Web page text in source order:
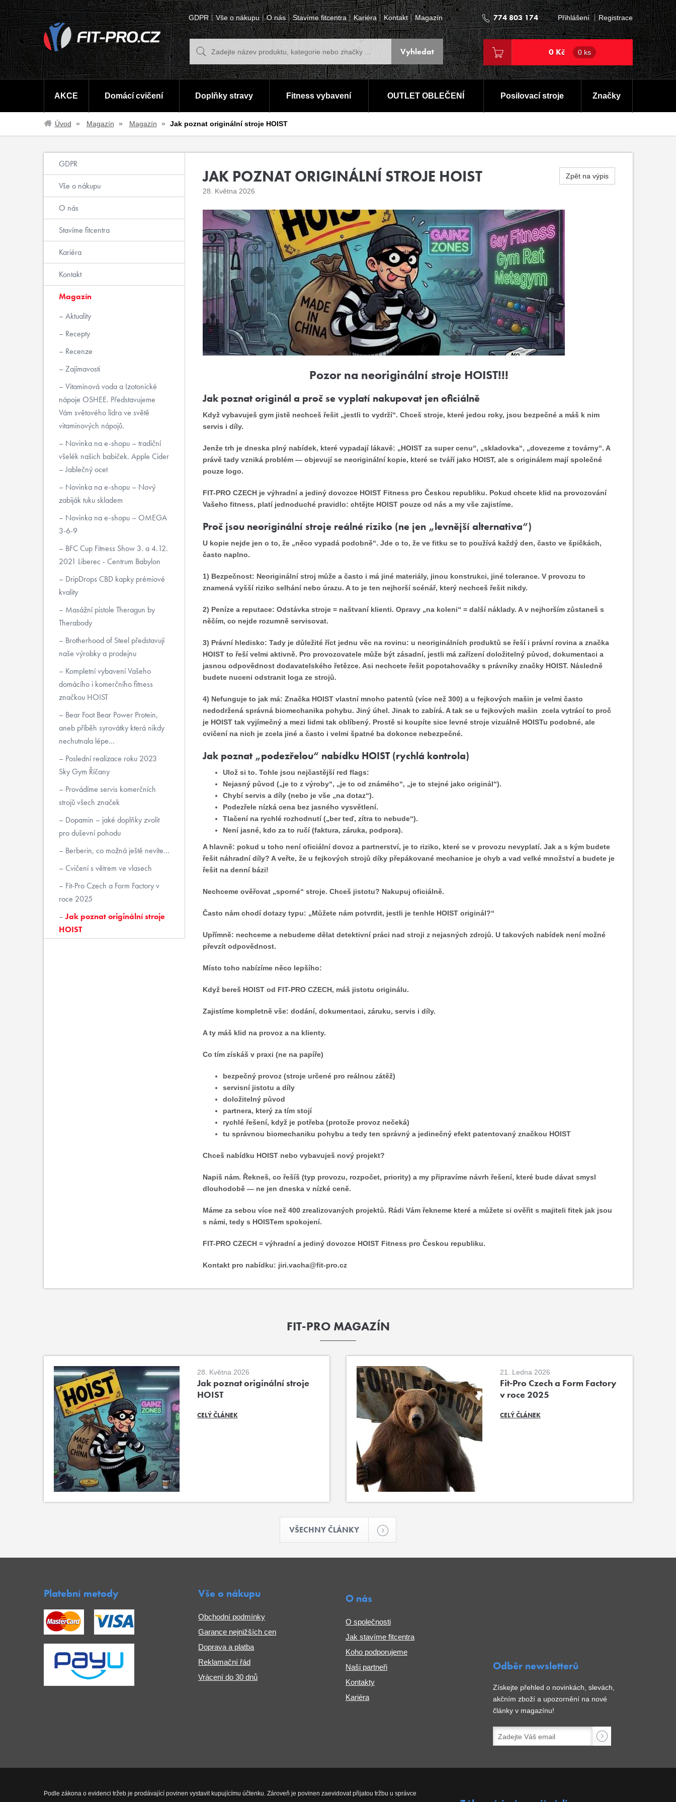
GDPR Vše o nákupu O nás Stavíme fitcentra Kariéra Kontakt Magazín 774 803 174 Přihlášení Registrace
0 Kč 0 ks
AKCE Domácí cvičení Doplňky stravy Fitness vybavení OUTLET OBLEČENÍ Posilovací stroje Značky
Úvod Magazín Magazín Jak poznat originální stroje HOIST
Zpět na výpis
JAK POZNAT ORIGINÁLNÍ STROJE HOIST
28. Května 2026
Pozor na neoriginální stroje HOIST!!!
Jak poznat originál a proč se vyplatí nakupovat jen oficiálně
Když vybavuješ gym jistě nechceš řešit „jestli to vydrží“. Chceš stroje, které jedou roky, jsou bezpečné a máš k nim
servis i díly.
Jenže trh je dneska plný nabídek, které vypadají lákavě: „HOIST za super cenu“, „skladovka“, „dovezeme z továrny“. A
právě tady vzniká problém — objevují se neoriginální kopie, které se tváří jako HOIST, ale s originálem mají společné
pouze logo.
FIT-PRO CZECH je výhradní a jediný dovozce HOIST Fitness pro Českou republiku. Pokud chcete klid na provozování
Vašeho fitness, platí jednoduché pravidlo: chtějte HOIST pouze od nás a my vše zajistíme.
Proč jsou neoriginální stroje reálné riziko (ne jen „levnější alternativa“)
U kopie nejde jen o to, že „něco vypadá podobně“. Jde o to, že ve fitku se to používá každý den, často ve špičkách,
často naplno.
1) Bezpečnost: Neoriginální stroj může a často i má jiné materiály, jinou konstrukci, jiné tolerance. V provozu to
znamená vyšší riziko selhání nebo úrazu. A to je ten nejhorší scénář, který nechceš řešit nikdy.
2) Peníze a reputace: Odstávka stroje = naštvaní klienti. Opravy „na koleni“ = další náklady. A v nejhorším zůstaneš s
něčím, co nejde rozumně servisovat.
3) Právní hledisko: Tady je důležité říct jednu věc na rovinu: u neoriginálních produktů se řeší i právní rovina a značka
HOIST to řeší velmi aktivně. Pro provozovatele může být zásadní, jestli má zařízení doložitelný původ, dokumentaci a
jasnou odpovědnost dodavatelského řetězce. Asi nechcete řešit popotahovačky s právníky značky HOIST. Následně
budete nuceni odstranit loga ze strojů.
4) Nefunguje to jak má: Značka HOIST vlastní mnoho patentů (více než 300) a u fejkových mašin je velmi často
nedodržená správná biomechanika pohybu. Jiný úhel. Jinak to zabírá. A tak se u fejkových mašin zcela vytrácí to proč
je HOIST tak vyjímečný a mezi lidmi tak oblíbený. Prostě si koupíte sice levné stroje vizuálně HOISTu podobné, ale
cvičení na nich je zcela jiné a často i velmi špatné ba dokonce nebezpečné.
Jak poznat „podezřelou“ nabídku HOIST (rychlá kontrola)
Ulož si to. Tohle jsou nejčastější red flags:
Nejasný původ („je to z výroby“, „je to od známého“, „je to stejné jako originál“).
Chybí servis a díly (nebo je vše „na dotaz“).
Podezřele nízká cena bez jasného vysvětlení.
Tlačení na rychlé rozhodnutí („ber teď, zítra to nebude“).
Není jasné, kdo za to ručí (faktura, záruka, podpora).
A hlavně: pokud u toho není oficiální dovoz a partnerství, je to riziko, které se v provozu nevyplatí. Jak a s kým budete
řešit náhradní díly? A veřte, že u fejkových strojů díky přepákované mechanice je chyb a vad velké množství a budete je
řešit na denní bázi!
Nechceme ověřovat „sporné“ stroje. Chceš jistotu? Nakupuj oficiálně.
Často nám chodí dotazy typu: „Můžete nám potvrdit, jestli je tenhle HOIST originál?“
Upřímně: nechceme a nebudeme dělat detektivní práci nad stroji z nejasných zdrojů. U takových nabídek není možné
převzít odpovědnost.
Místo toho nabízíme něco lepšího:
Když bereš HOIST od FIT-PRO CZECH, máš jistotu originálu.
Zajistíme kompletně vše: dodání, dokumentaci, záruku, servis i díly.
A ty máš klid na provoz a na klienty.
Co tím získáš v praxi (ne na papíře)
bezpečný provoz (stroje určené pro reálnou zátěž)
servisní jistotu a díly
doložitelný původ
partnera, který za tím stojí
rychlé řešení, když je potřeba (protože provoz nečeká)
tu správnou biomechaniku pohybu a tedy ten správný a jedinečný efekt patentovaný značkou HOIST
Chceš nabídku HOIST nebo vybavuješ nový projekt?
Napiš nám. Řekneš, co řešíš (typ provozu, rozpočet, priority) a my připravíme návrh řešení, které bude dávat smysl
dlouhodobě — ne jen dneska v nízké ceně.
Máme za sebou více než 400 zrealizovaných projektů. Rádi Vám řekneme které a můžete si ověřit s majiteli fitek jak jsou
s námi, tedy s HOISTem spokojení.
FIT-PRO CZECH = výhradní a jediný dovozce HOIST Fitness pro Českou republiku.
Kontakt pro nabídku: jiri.vacha@fit-pro.cz
GDPR
Vše o nákupu
O nás
Stavíme fitcentra
Kariéra
Kontakt
Magazín
Aktuality
Recepty
Recenze
Zajímavosti
Vitaminová voda a Izotonické
nápoje OSHEE. Představujeme
Vám světového lídra ve světě
vitaminových nápojů.
Novinka na e-shopu – tradiční
všelék našich babiček. Apple Cider
– Jablečný ocet
Novinka na e-shopu – Nový
zabiják tuku skladem
Novinka na e-shopu – OMEGA
3-6-9
BFC Cup Fitness Show 3. a 4.12.
2021 Liberec - Centrum Babylon
DripDrops CBD kapky prémiové
kvality
Masážní pistole Theragun by
Therabody
Brotherhood of Steel představují
naše výrobky a prodejnu
Kompletní vybavení Vašeho
domácího i komerčního fitness
značkou HOIST
Bear Foot Bear Power Protein,
aneb příběh syrovátky která nikdy
nechutnala lépe...
Poslední realizace roku 2023
Sky Gym Říčany
Provádíme servis komerčních
strojů všech značek
Dopamin – jaké doplňky zvolit
pro duševní pohodu
Berberin, co možná ještě nevíte...
Cvičení s větrem ve vlasech
Fit-Pro Czech a Form Factory v
roce 2025
Jak poznat originální stroje
HOIST
FIT-PRO MAGAZÍN
28. Května 2026
Jak poznat originální stroje
HOIST
CELÝ ČLÁNEK
21. Ledna 2026
Fit-Pro Czech a Form Factory
v roce 2025
CELÝ ČLÁNEK
VŠECHNY ČLÁNKY
Platební metody Vše o nákupu
Obchodní podmínky
Garance nejnižších cen
Doprava a platba
Reklamační řád
Vrácení do 30 dnů
O nás
O společnosti
Jak stavíme fitcentra
Koho podporujeme
Naši partneři
Kontakty
Kariéra
Odběr newsletterů
Získejte přehled o novinkách, slevách,
akčním zboží a upozornění na nové
články v magazínu!
Podle zákona o evidenci tržeb je prodávající povinen vystavit kupujícímu účtenku. Zároveň je povinen zaevidovat přijatou tržbu u správce